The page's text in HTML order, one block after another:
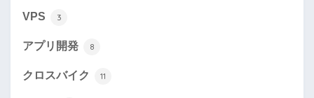
VPS 3
アプリ開発 8
クロスバイク 11